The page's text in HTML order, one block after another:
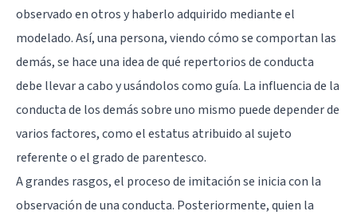
observado en otros y haberlo adquirido mediante el
modelado. Así, una persona, viendo cómo se comportan las
demás, se hace una idea de qué repertorios de conducta
debe llevar a cabo y usándolos como guía. La influencia de la
conducta de los demás sobre uno mismo puede depender de
varios factores, como el estatus atribuido al sujeto
referente o el grado de parentesco.
A grandes rasgos, el proceso de imitación se inicia con la
observación de una conducta. Posteriormente, quien la